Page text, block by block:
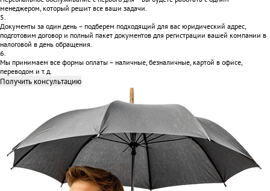
менеджером, который решит все ваши задачи.
5.
Документы за один день – подберем подходящий для вас юридический адрес,
подготовим договор и полный пакет документов для регистрации вашей компании в
налоговой в день обращения.
6.
Мы принимаем все формы оплаты – наличные, безналичные, картой в офисе,
переводом и т.д.
Получить консультацию